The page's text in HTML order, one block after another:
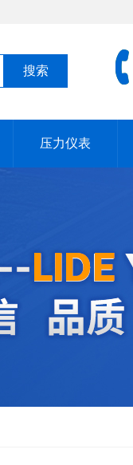
压力仪表